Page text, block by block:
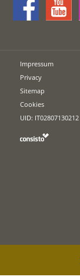
Impressum
Privacy
Sitemap
Cookies
UID: IT02807130212